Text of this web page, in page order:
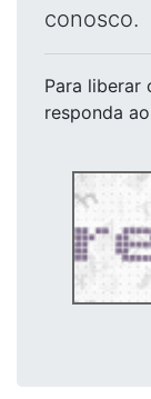
conosco.
Para liberar
responda